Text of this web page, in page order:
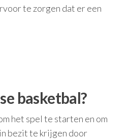
te zorgen dat er een
basketbal?
het spel te starten en om
bezit te krijgen door